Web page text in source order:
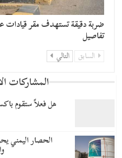
ضربة دقيقة تستهدف مقر
تفاصيل
السابق التالي
المشاركات
هل فعلاً ستقوم
الحصار اليمني